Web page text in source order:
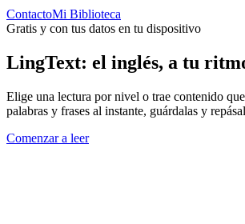
ContactoMi Biblioteca
Gratis y con tus datos en tu dispositivo
LingText: el inglés, a tu
Elige una lectura por nivel o trae contenido
palabras y frases al instante, guárdalas y
Comenzar a leer